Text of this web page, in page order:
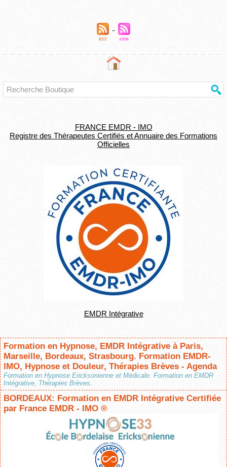
FRANCE EMDR - IMO
Registre des Thérapeutes Certifiés et Annuaire des Formations
Officielles
EMDR Intégrative
Formation en Hypnose, EMDR Intégrative à Paris,
Marseille, Bordeaux, Strasbourg. Formation EMDR-
IMO, Hypnose et Douleur, Thérapies Brèves - Agenda
Formation en Hypnose Ericksonienne et Médicale. Formation en EMDR
Intégrative, Thérapies Brèves.
BORDEAUX: Formation en EMDR Intégrative Certifiée
par France EMDR - IMO ®